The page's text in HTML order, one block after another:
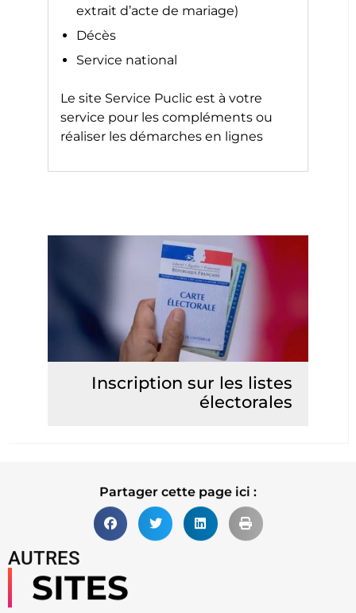
extrait d’acte de mariage)
Décès
Service national
Le site Service Puclic est à votre
service pour les compléments ou
réaliser les démarches en lignes
Inscription sur les listes
électorales
Partager cette page ici :
AUTRES
SITES